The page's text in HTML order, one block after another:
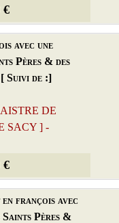
€
avec une
Pères & des
Suivi de :]
DE
SACY ] -
€
françois avec
Pères &